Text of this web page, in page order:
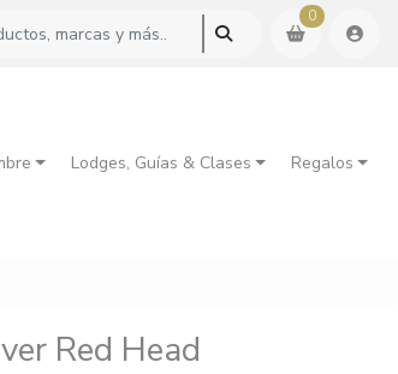
0
Lodges, Guías & Clases Regalos
Red Head